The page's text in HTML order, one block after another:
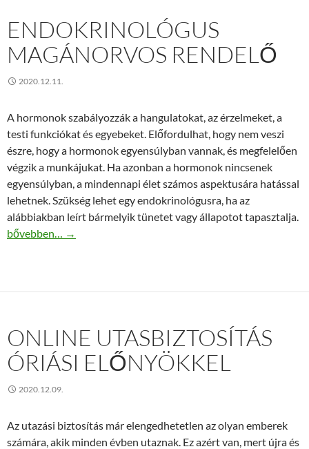
ENDOKRINOLÓGUS
MAGÁNORVOS RENDELŐ
2020.12.11.
A hormonok szabályozzák a hangulatokat, az érzelmeket, a
testi funkciókat és egyebeket. Előfordulhat, hogy nem veszi
észre, hogy a hormonok egyensúlyban vannak, és megfelelően
végzik a munkájukat. Ha azonban a hormonok nincsenek
egyensúlyban, a mindennapi élet számos aspektusára hatással
lehetnek. Szükség lehet egy endokrinológusra, ha az
alábbiakban leírt bármelyik tünetet vagy állapotot tapasztalja.
Endokrinológus magánorvos rendelő
bővebben… →
ONLINE UTASBIZTOSÍTÁS
ÓRIÁSI ELŐNYÖKKEL
2020.12.09.
Az utazási biztosítás már elengedhetetlen az olyan emberek
számára, akik minden évben utaznak. Ez azért van, mert újra és